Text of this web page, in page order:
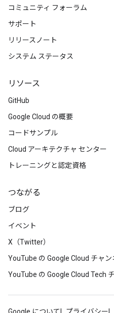
コミュニティ フォーラム
サポート
リリースノート
システム ステータス
リソース
GitHub
Google Cloud の概要
コードサンプル
Cloud アーキテクチャ センター
トレーニングと認定資格
つながる
ブログ
イベント
X（Twitter）
YouTube の Google Cloud チャン
YouTube の Google Cloud Tech